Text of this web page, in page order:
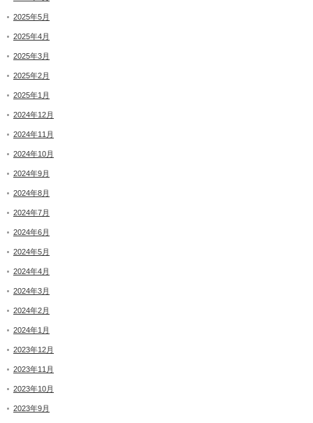
2025年5月
2025年4月
2025年3月
2025年2月
2025年1月
2024年12月
2024年11月
2024年10月
2024年9月
2024年8月
2024年7月
2024年6月
2024年5月
2024年4月
2024年3月
2024年2月
2024年1月
2023年12月
2023年11月
2023年10月
2023年9月